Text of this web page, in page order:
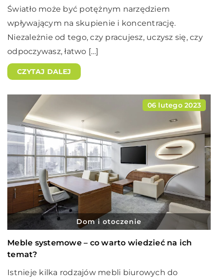
Światło może być potężnym narzędziem
wpływającym na skupienie i koncentrację.
Niezależnie od tego, czy pracujesz, uczysz się, czy
odpoczywasz, łatwo […]
CZYTAJ DALEJ
06 lutego 2023
Dom i otoczenie
Meble systemowe – co warto wiedzieć na ich
temat?
Istnieje kilka rodzajów mebli biurowych do